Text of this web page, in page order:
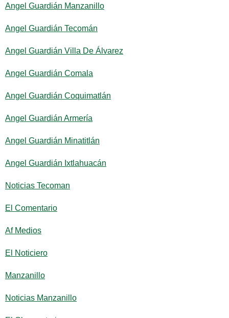
Angel Guardián Manzanillo
Angel Guardián Tecomán
Angel Guardián Villa De Álvarez
Angel Guardián Comala
Angel Guardián Coquimatlán
Angel Guardián Armería
Angel Guardián Minatitlán
Angel Guardián Ixtlahuacán
Noticias Tecoman
El Comentario
Af Medios
El Noticiero
Manzanillo
Noticias Manzanillo